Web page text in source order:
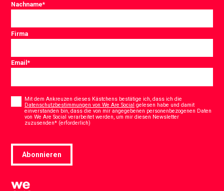
Nachname*
Firma
Email*
Consent
Mit dem Ankreuzen dieses Kästchens bestätige ich, dass ich die
Datenschutzbestimmungen von We Are Social gelesen habe und damit
einverstanden bin, dass die von mir angegebenen personenbezogenen Daten
von We Are Social verarbeitet werden, um mir diesen Newsletter
zuzusenden* (erforderlich)
Abonnieren